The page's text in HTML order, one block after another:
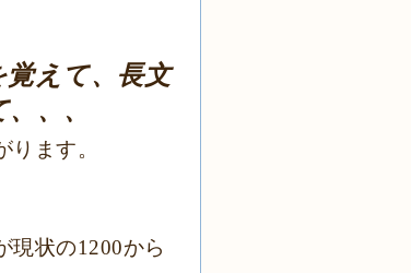
えて、長文
、、
ます。
現状の1200から